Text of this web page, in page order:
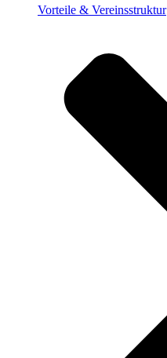
Vorteile & Vereinsstruktur